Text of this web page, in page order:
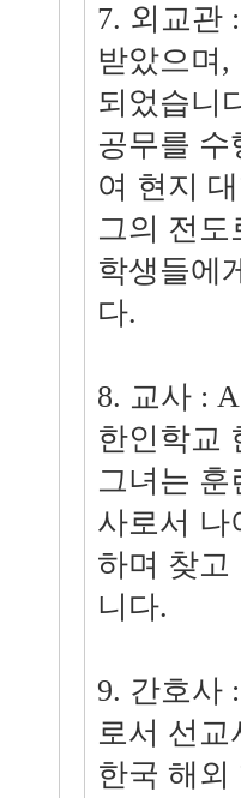
7. 외교관
받았으며
되었습니
공무를 수
여 현지
그의 전도
학생들에
다.
8. 교사 :
한인학교
그녀는
사로서 나
하며 찾고
니다.
9. 간호사
로서 선
한국 해